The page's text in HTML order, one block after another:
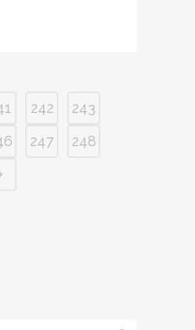
242
243
247
248